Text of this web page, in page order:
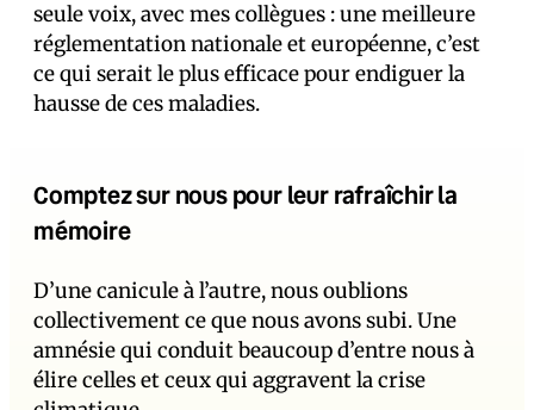
seule voix, avec mes collègues : une meilleure
réglementation nationale et européenne, c’est
ce qui serait le plus efficace pour endiguer la
hausse de ces maladies.
Comptez sur nous pour leur rafraîchir la
mémoire
D’une canicule à l’autre, nous oublions
collectivement ce que nous avons subi. Une
amnésie qui conduit beaucoup d’entre nous à
élire celles et ceux qui aggravent la crise